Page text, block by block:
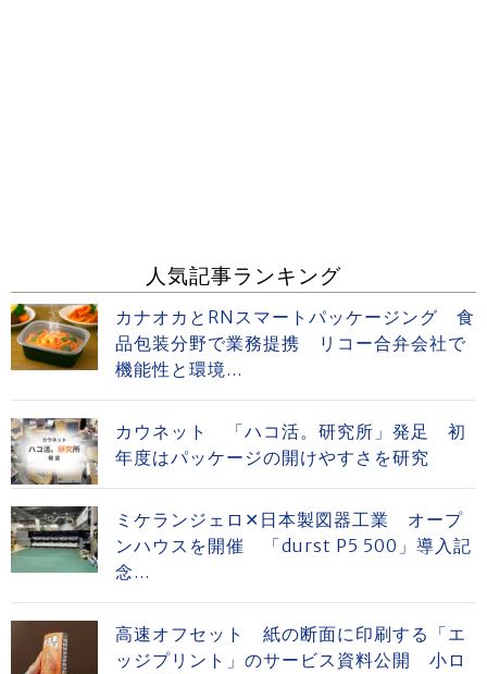
人気記事ランキング
カナオカとRNスマートパッケージング 食
品包装分野で業務提携 リコー合弁会社で
機能性と環境...
カウネット 「ハコ活。研究所」発足 初
年度はパッケージの開けやすさを研究
ミケランジェロ✕日本製図器工業 オープ
ンハウスを開催 「durst P5 500」導入記
念...
高速オフセット 紙の断面に印刷する「エ
ッジプリント」のサービス資料公開 小ロ